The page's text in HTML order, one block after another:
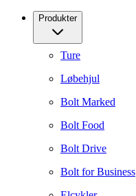
Produkter
Ture
Løbehjul
Bolt Marked
Bolt Food
Bolt Drive
Bolt for Business